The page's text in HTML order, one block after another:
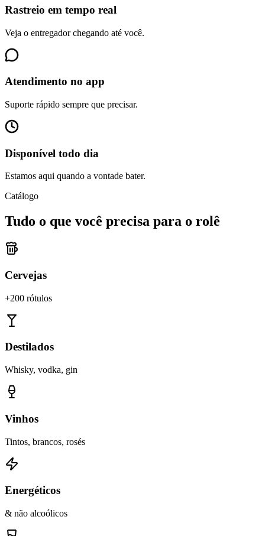
Rastreio em tempo real
Veja o entregador chegando até você.
Atendimento no app
Suporte rápido sempre que precisar.
Disponível todo dia
Estamos aqui quando a vontade bater.
Catálogo
Tudo o que você precisa para o rolê
Cervejas
+200 rótulos
Destilados
Whisky, vodka, gin
Vinhos
Tintos, brancos, rosés
Energéticos
& não alcoólicos